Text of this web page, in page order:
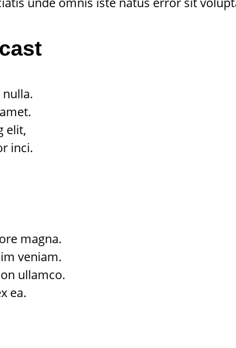
elit,
inci.
magna.
veniam.
ullamco.
ea.